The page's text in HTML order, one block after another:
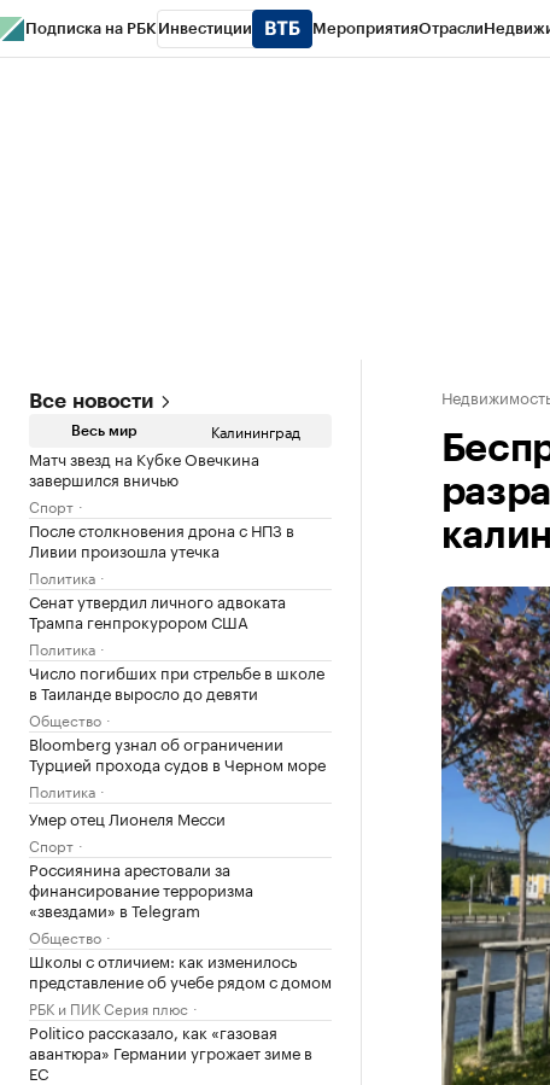
Подписка на РБК Инвестиции МероприятияОтрасли
Все новости
Весь мир Калининград
Матч звезд на Кубке Овечкина
завершился вничью
Спорт
После столкновения дрона с НПЗ в
Ливии произошла утечка
Политика
Сенат утвердил личного адвоката
Трампа генпрокурором США
Политика
Число погибших при стрельбе в школе
в Таиланде выросло до девяти
Общество
Bloomberg узнал об ограничении
Турцией прохода судов в Черном море
Политика
Умер отец Лионеля Месси
Спорт
Россиянина арестовали за
финансирование терроризма
«звездами» в Telegram
Общество
Школы с отличием: как изменилось
представление об учебе рядом с домом
РБК и ПИК Серия плюс
Politico рассказало, как «газовая
авантюра» Германии угрожает зиме в
ЕС